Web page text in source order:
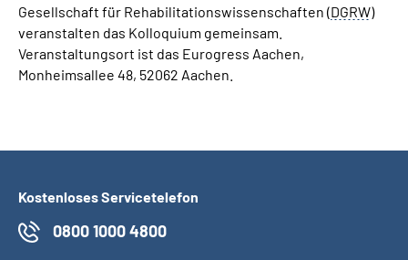
Gesellschaft für Rehabilitationswissenschaften (DGRW)
veranstalten das Kolloquium gemeinsam.
Veranstaltungsort ist das Eurogress Aachen,
Monheimsallee 48, 52062 Aachen.
Kostenloses Servicetelefon
0800 1000 4800